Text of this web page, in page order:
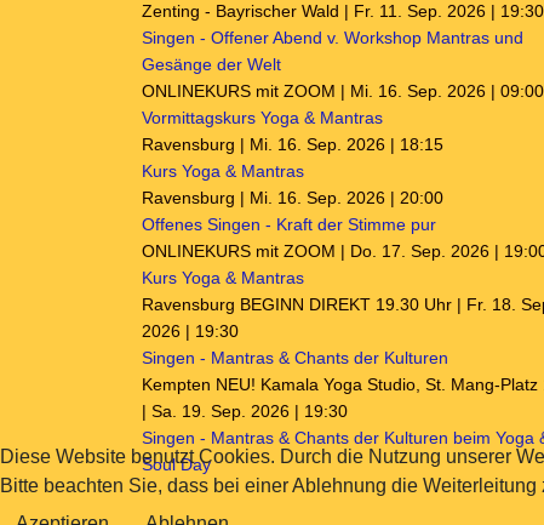
Zenting - Bayrischer Wald | Fr. 11. Sep. 2026 | 19:30
Singen - Offener Abend v. Workshop Mantras und
Gesänge der Welt
ONLINEKURS mit ZOOM | Mi. 16. Sep. 2026 | 09:00
Vormittagskurs Yoga & Mantras
Ravensburg | Mi. 16. Sep. 2026 | 18:15
Kurs Yoga & Mantras
Ravensburg | Mi. 16. Sep. 2026 | 20:00
Offenes Singen - Kraft der Stimme pur
ONLINEKURS mit ZOOM | Do. 17. Sep. 2026 |
Kurs Yoga & Mantras
Ravensburg BEGINN DIREKT 19.30 Uhr | Fr. 18.
2026 | 19:30
Singen - Mantras & Chants der Kulturen
Kempten NEU! Kamala Yoga Studio, St. Mang-Platz
| Sa. 19. Sep. 2026 | 19:30
Singen - Mantras & Chants der Kulturen beim Yoga
Soul Day
Diese Website benutzt Cookies. Durch die Nutzung unserer
Bitte beachten Sie, dass bei einer Ablehnung die